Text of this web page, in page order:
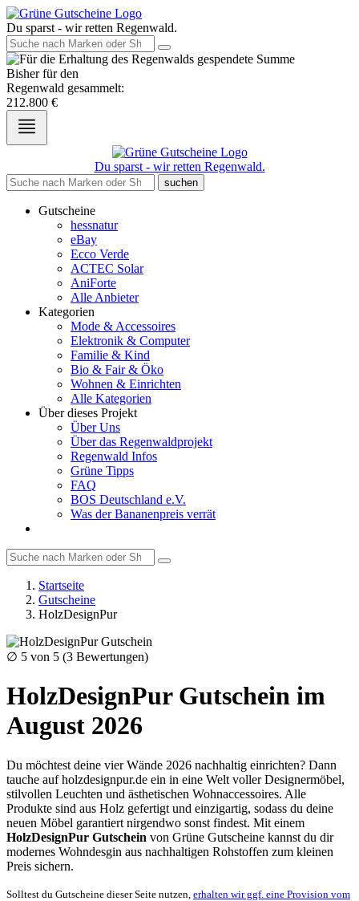
Du sparst - wir retten Regenwald.
Bisher für den
Regenwald gesammelt:
212.800 €
Du sparst - wir retten Regenwald.
suchen
Gutscheine
hessnatur
eBay
Ecco Verde
ACTEC Solar
AniForte
Alle Anbieter
Kategorien
Mode & Accessoires
Elektronik & Computer
Familie & Kind
Bio & Fair & Öko
Wohnen & Einrichten
Alle Kategorien
Über dieses Projekt
Über Uns
Über das Regenwaldprojekt
Regenwald Infos
Grüne Tipps
FAQ
BOS Deutschland e.V.
Was der Bananenpreis verrät
Startseite
Gutscheine
HolzDesignPur
∅ 5 von 5 (3 Bewertungen)
HolzDesignPur Gutschein im
August 2026
Du möchtest deine vier Wände 2026 nachhaltig einrichten? Dann
tauche auf holzdesignpur.de ein in eine Welt voller Designermöbel,
stilvollen Leuchten und ästhetischen Wohnaccessoires. Alle
Produkte sind aus Holz gefertigt und einzigartig, sodass du deine
neuen Möbel garantiert nirgendwo sonst findest. Mit einem
HolzDesignPur Gutschein von Grüne Gutscheine kannst du dir
modernes Wohndesgin aus nachhaltigen Rohstoffen zum kleinen
Preis sichern.
Solltest du Gutscheine dieser Seite nutzen, erhalten wir ggf. eine Provision vom